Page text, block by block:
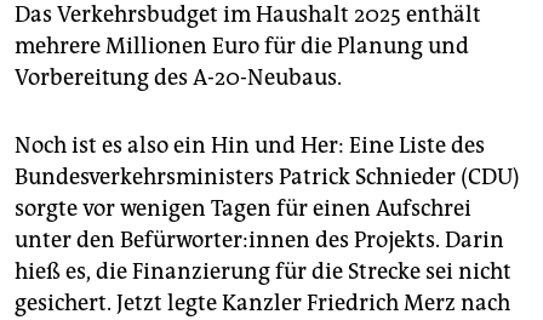
Das Verkehrsbudget im Haushalt 2025 enthält
mehrere Millionen Euro für die Planung und
Vorbereitung des A-20-Neubaus.
Noch ist es also ein Hin und Her: Eine Liste des
Bundesverkehrsministers Patrick Schnieder (CDU)
sorgte vor wenigen Tagen für einen Aufschrei
unter den Be­für­wor­te­r:in­nen des Projekts. Darin
hieß es, die Finanzierung für die Strecke sei nicht
gesichert. Jetzt legte Kanzler Friedrich Merz nach